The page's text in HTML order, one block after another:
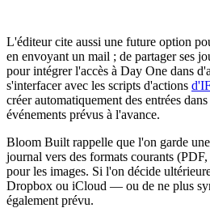
L'éditeur cite aussi une future option
en envoyant un mail ; de partager ses
pour intégrer l'accès à Day One dans
s'interfacer avec les scripts d'actions
créer automatiquement des entrées
événements prévus à l'avance.
Bloom Built rappelle que l'on garde
journal vers des formats courants
pour les images. Si l'on décide
Dropbox ou iCloud — ou de ne plus
également prévu.